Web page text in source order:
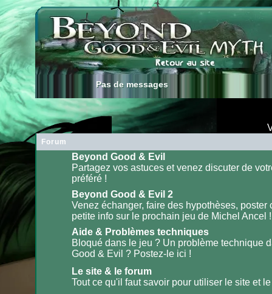
Pas de messages
Pas de messages
Forum
Aucun
message
non
Beyond Good & Evil
Partagez vos astuces et venez discuter de
préféré !
Aucun
message
non
lu
Beyond Good & Evil 2
Venez échanger, faire des hypothèses, poster
petite info sur le prochain jeu de Michel Ancel !
Aucun
non
Aide & Problèmes techniques
Bloqué dans le jeu ? Un problème technique
Good & Evil ? Postez-le ici !
Le site & le forum
Tout ce qu'il faut savoir pour utiliser le site et le